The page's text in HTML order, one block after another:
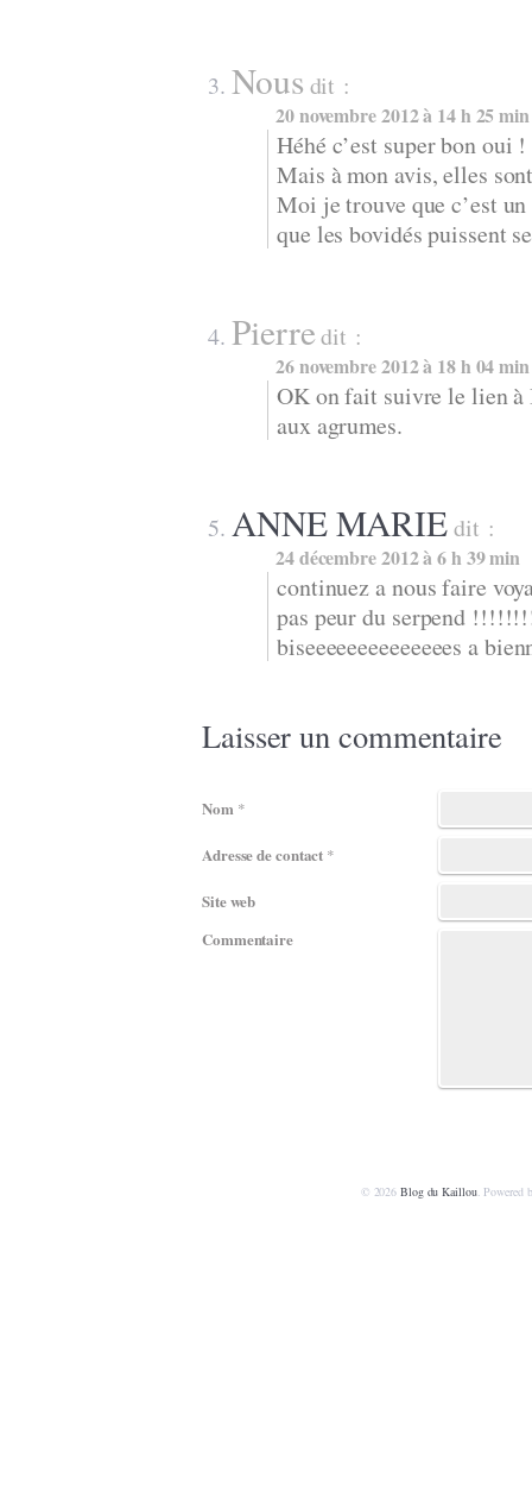
Nous dit :
20 novembre 2012 à 14 h 25 min
Héhé c’est super bon oui
Mais à mon avis, elles
Moi je trouve que c’est
que les bovidés puissent
Pierredit :
26 novembre 2012 à 18 h 04 min
OK on fait suivre le lien à
aux agrumes.
ANNE MARIEdit :
24 décembre 2012 à 6 h 39 min
continuez a nous faire
pas peur du serpend
biseeeeeeeeeeeeees a
Laisser un commentaire
Nom *
Adresse de contact *
Site web
Commentaire
© 2026Blog du Kaillou. Powered